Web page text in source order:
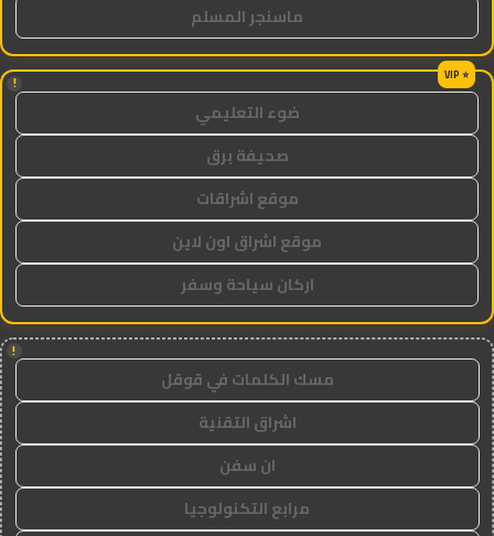
ماسنجر المسلم
!
ضوء التعليمي
صحيفة برق
موقع اشراقات
موقع اشراق اون لاين
اركان سياحة وسفر
!
مسك الكلمات في قوقل
اشراق التقنية
ان سفن
مرابع التكنولوجيا